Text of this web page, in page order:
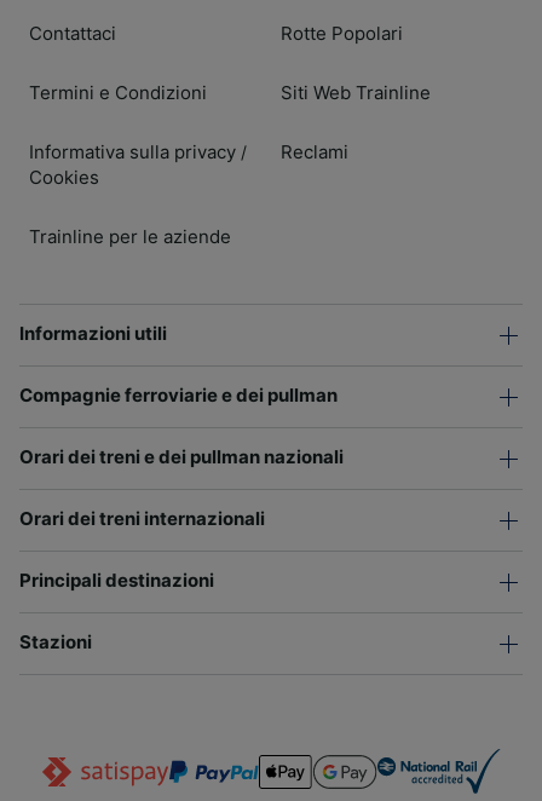
Contattaci
Termini e Condizioni
Informativa sulla privacy /
Cookies
Trainline per le aziende
Rotte Popolari
Siti Web Trainline
Reclami
Informazioni utili
Compagnie ferroviarie e dei pullman
Orari dei treni e dei pullman nazionali
Orari dei treni internazionali
Principali destinazioni
Stazioni